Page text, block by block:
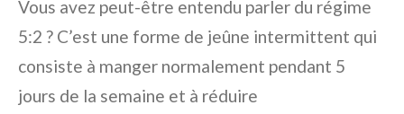
Vous avez peut-être entendu parler du régime
5:2 ? C’est une forme de jeûne intermittent qui
consiste à manger normalement pendant 5
jours de la semaine et à réduire